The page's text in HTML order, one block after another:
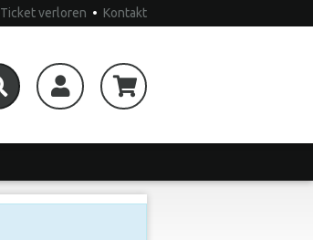
Ticket verloren • Kontakt